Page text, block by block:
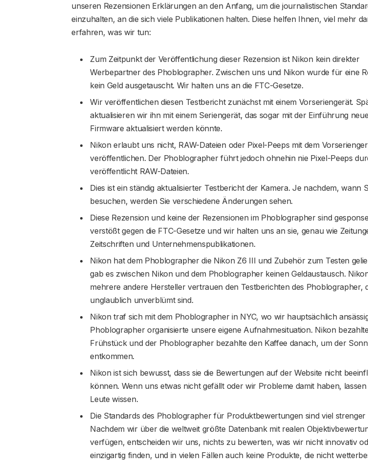
unseren Rezensionen Erklärungen an den Anfang, um die journalistischen
einzuhalten, an die sich viele Publikationen halten. Diese helfen Ihnen, viel mehr
erfahren, was wir tun:
Zum Zeitpunkt der Veröffentlichung dieser Rezension ist Nikon kein direkter
Werbepartner des Phoblographer. Zwischen uns und Nikon wurde für eine
kein Geld ausgetauscht. Wir halten uns an die FTC-Gesetze.
Wir veröffentlichen diesen Testbericht zunächst mit einem Vorseriengerät.
aktualisieren wir ihn mit einem Seriengerät, das sogar mit der Einführung
Firmware aktualisiert werden könnte.
Nikon erlaubt uns nicht, RAW-Dateien oder Pixel-Peeps mit dem
veröffentlichen. Der Phoblographer führt jedoch ohnehin nie Pixel-Peeps
veröffentlicht RAW-Dateien.
Dies ist ein ständig aktualisierter Testbericht der Kamera. Je nachdem, wann
besuchen, werden Sie verschiedene Änderungen sehen.
Diese Rezension und keine der Rezensionen im Phoblographer sind
verstößt gegen die FTC-Gesetze und wir halten uns an sie, genau wie
Zeitschriften und Unternehmenspublikationen.
Nikon hat dem Phoblographer die Nikon Z6 III und Zubehör zum Testen
gab es zwischen Nikon und dem Phoblographer keinen Geldaustausch.
mehrere andere Hersteller vertrauen den Testberichten des Phoblographer,
unglaublich unverblümt sind.
Nikon traf sich mit dem Phoblographer in NYC, wo wir hauptsächlich
Phoblographer organisierte unsere eigene Aufnahmesituation. Nikon
Frühstück und der Phoblographer bezahlte den Kaffee danach, um der
entkommen.
Nikon ist sich bewusst, dass sie die Bewertungen auf der Website nicht
können. Wenn uns etwas nicht gefällt oder wir Probleme damit haben, lassen
Leute wissen.
Die Standards des Phoblographer für Produktbewertungen sind viel strenger
Nachdem wir über die weltweit größte Datenbank mit realen
verfügen, entscheiden wir uns, nichts zu bewerten, was wir nicht innovativ
einzigartig finden, und in vielen Fällen auch keine Produkte, die nicht